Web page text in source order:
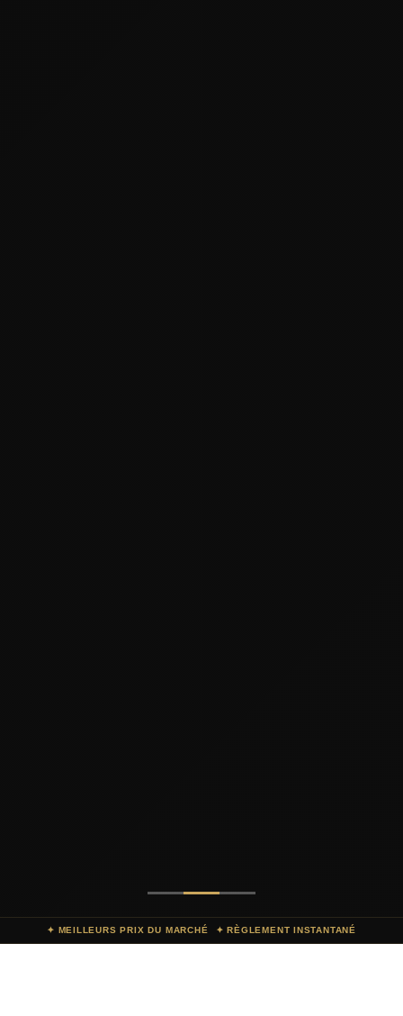
✦ MEILLEURS PRIX DU MARCHÉ ✦ RÈGLEMENT INSTANTANÉ